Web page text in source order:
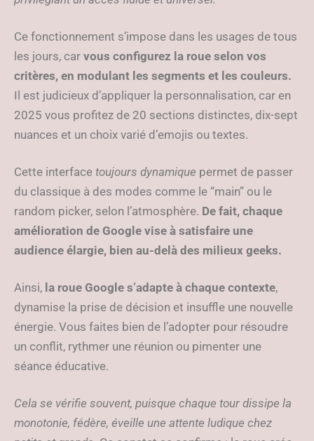
Ce fonctionnement s’impose dans les usages de tous
les jours, car vous configurez la roue selon vos
critères, en modulant les segments et les couleurs.
Il est judicieux d’appliquer la personnalisation, car en
2025 vous profitez de 20 sections distinctes, dix-sept
nuances et un choix varié d’emojis ou textes.
Cette interface toujours dynamique permet de passer
du classique à des modes comme le “main” ou le
random picker, selon l’atmosphère. De fait, chaque
amélioration de Google vise à satisfaire une
audience élargie, bien au-delà des milieux geeks.
Ainsi, la roue Google s’adapte à chaque contexte,
dynamise la prise de décision et insuffle une nouvelle
énergie. Vous faites bien de l’adopter pour résoudre
un conflit, rythmer une réunion ou pimenter une
séance éducative.
Cela se vérifie souvent, puisque chaque tour dissipe la
monotonie, fédère, éveille une attente ludique chez